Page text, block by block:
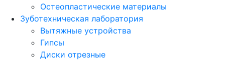
Остеопластические материалы
Зуботехническая лаборатория
Вытяжные устройства
Гипсы
Диски отрезные